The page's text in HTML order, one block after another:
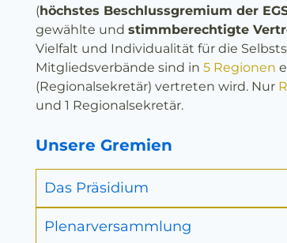
(höchstes Beschlussgremium der
gewählte und stimmberechtigte
Vielfalt und Individualität für die
Mitgliedsverbände sind in 5 Regionen
(Regionalsekretär) vertreten wird. Nur
und 1 Regionalsekretär.
Unsere Gremien
Das Präsidium
Plenarversammlung